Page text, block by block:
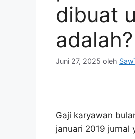
dibuat
adalah?
Juni 27, 2025 oleh
Gaji karyawan
januari 2019 jurnal